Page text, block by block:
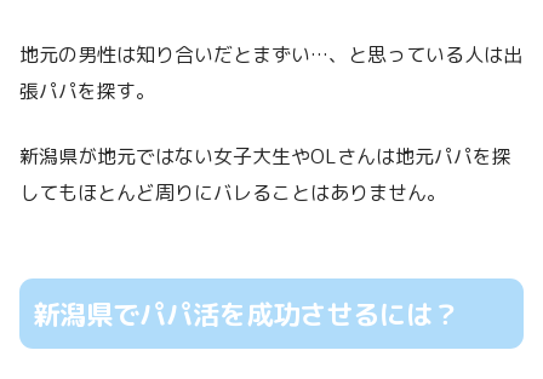
地元の男性は知り合いだとまずい…、と思っている人は出
張パパを探す。
新潟県が地元ではない女子大生やOLさんは地元パパを探
してもほとんど周りにバレることはありません。
新潟県でパパ活を成功させるには？